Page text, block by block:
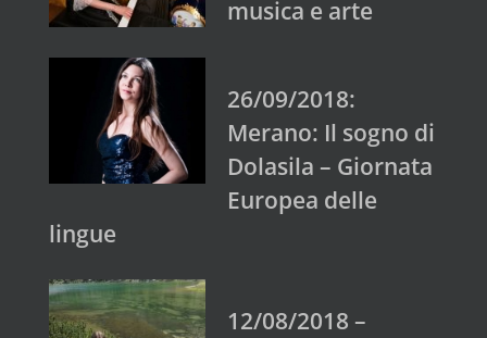
musica e arte
26/09/2018:
Merano: Il sogno di
Dolasila – Giornata
Europea delle
lingue
12/08/2018 –